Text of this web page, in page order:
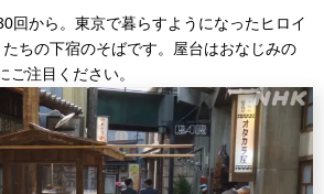
回から。東京で暮らすようになったヒロイ
ちの下宿のそばです。屋台はおなじみの
ご注目ください。